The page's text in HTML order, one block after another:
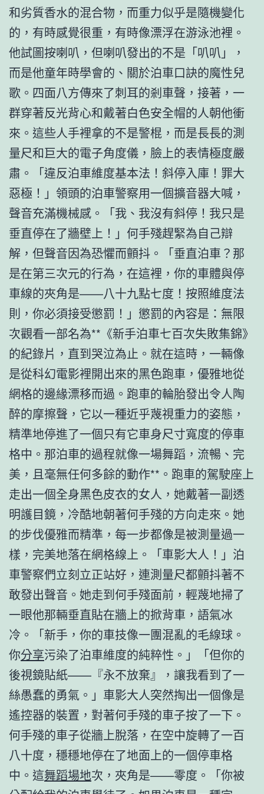
和劣質香水的混合物，而重力似乎是隨機變化
的，有時感覺很重，有時像漂浮在游泳池裡。
他試圖按喇叭，但喇叭發出的不是「叭叭」，
而是他童年時學會的、關於泊車口訣的魔性兒
歌。四面八方傳來了刺耳的剎車聲，接著，一
群穿著反光背心和戴著白色安全帽的人朝他衝
來。這些人手裡拿的不是警棍，而是長長的測
量尺和巨大的電子角度儀，臉上的表情極度嚴
肅。「違反泊車維度基本法！斜停入庫！罪大
惡極！」領頭的泊車警察用一個擴音器大喊，
聲音充滿機械感。「我、我沒有斜停！我只是
垂直停在了牆壁上！」何手殘趕緊為自己辯
解，但聲音因為恐懼而顫抖。「垂直泊車？那
是在第三次元的行為，在這裡，你的車體與停
車線的夾角是——八十九點七度！按照維度法
則，你必須接受懲罰！」懲罰的內容是：無限
次觀看一部名為**《新手泊車七百次失敗集錦》
的紀錄片，直到哭泣為止。就在這時，一輛像
是從科幻電影裡開出來的黑色跑車，優雅地從
網格的邊緣漂移而過。跑車的輪胎發出令人陶
醉的摩擦聲，它以一種近乎蔑視重力的姿態，
精準地停進了一個只有它車身尺寸寬度的停車
格中。那泊車的過程就像一場舞蹈，流暢、完
美，且毫無任何多餘的動作**。跑車的駕駛座上
走出一個全身黑色皮衣的女人，她戴著一副透
明護目鏡，冷酷地朝著何手殘的方向走來。她
的步伐優雅而精準，每一步都像是被測量過一
樣，完美地落在網格線上。「車影大人！」泊
車警察們立刻立正站好，連測量尺都顫抖著不
敢發出聲音。她走到何手殘面前，輕蔑地掃了
一眼他那輛垂直貼在牆上的掀背車，語氣冰
冷。「新手，你的車技像一團混亂的毛線球。
你分享污染了泊車維度的純粹性。」「但你的
後視鏡貼紙——『永不放棄』，讓我看到了一
絲愚蠢的勇氣。」車影大人突然掏出一個像是
遙控器的裝置，對著何手殘的車子按了一下。
何手殘的車子從牆上脫落，在空中旋轉了一百
八十度，穩穩地停在了地面上的一個停車格
中。這舞蹈場地次，夾角是——零度。「你被